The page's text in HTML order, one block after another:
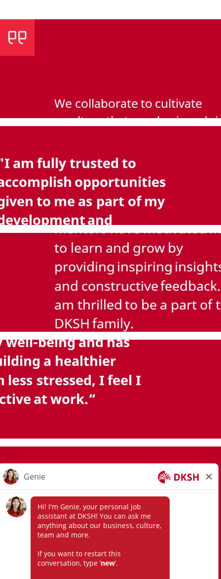
Join Our Talent Community
Privacy Notice
Privacy Request Form
Recruitment Disclaimer
Terms & Conditions